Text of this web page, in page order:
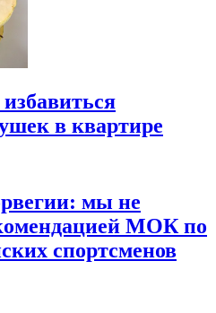
в квартире
мы не
МОК по
спортсменов